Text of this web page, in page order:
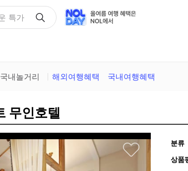
국내놀거리 해외여행혜택 국내여행혜택
무인호텔
분류
상품